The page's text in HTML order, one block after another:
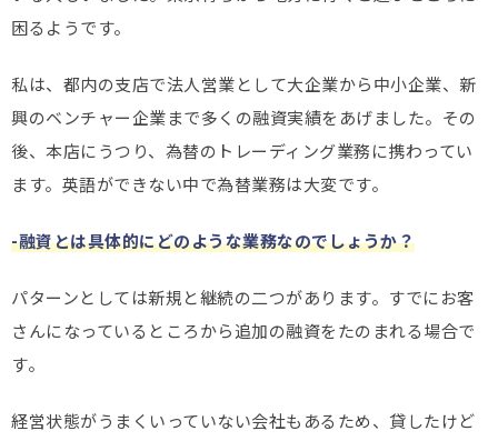
困るようです。
私は、都内の支店で法人営業として大企業から中小企業、新
興のベンチャー企業まで多くの融資実績をあげました。その
後、本店にうつり、為替のトレーディング業務に携わってい
ます。英語ができない中で為替業務は大変です。
-融資とは具体的にどのような業務なのでしょうか？
パターンとしては新規と継続の二つがあります。すでにお客
さんになっているところから追加の融資をたのまれる場合で
す。
経営状態がうまくいっていない会社もあるため、貸したけど